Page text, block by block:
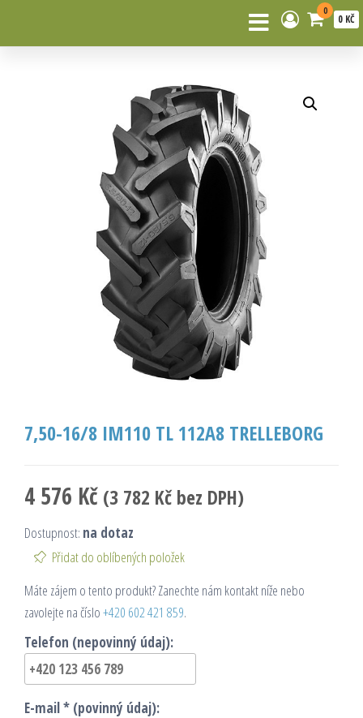
0
0 KČ
7,50-16/8 IM110 TL 112A8 TRELLEBORG
4 576 Kč (3 782 Kč bez DPH)
Dostupnost: na dotaz
Přidat do oblíbených položek
Máte zájem o tento produkt? Zanechte nám kontakt níže nebo
zavolejte na číslo+420 602 421 859.
Telefon (nepovinný údaj):
E-mail * (povinný údaj):